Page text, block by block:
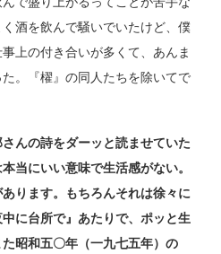
酒を飲んで騒いでいたけど、僕
上の付き合いが多くて、あんま
。『櫂』の同人たちを除いてで
の詩をダーッと読ませていた
当にいい意味で生活感がない。
ります。もちろんそれは徐々に
に台所で』あたりで、ポッと生
昭和五〇年（一九七五年）の